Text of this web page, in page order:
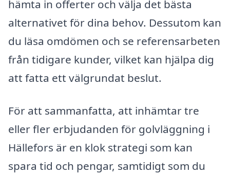
hämta in offerter och välja det bästa
alternativet för dina behov. Dessutom kan
du läsa omdömen och se referensarbeten
från tidigare kunder, vilket kan hjälpa dig
att fatta ett välgrundat beslut.
För att sammanfatta, att inhämtar tre
eller fler erbjudanden för golvläggning i
Hällefors är en klok strategi som kan
spara tid och pengar, samtidigt som du